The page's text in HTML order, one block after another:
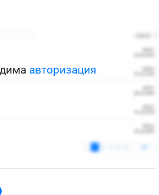
авторизация